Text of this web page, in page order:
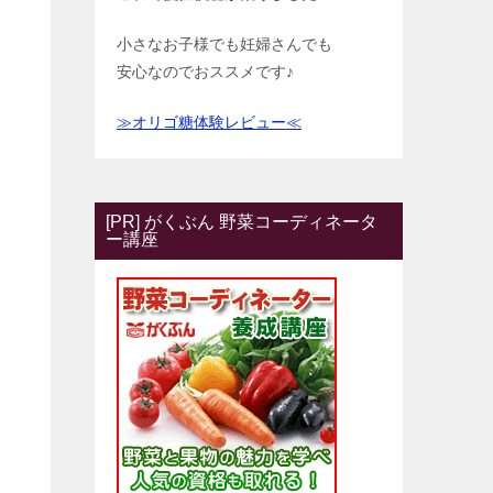
小さなお子様でも妊婦さんでも
安心なのでおススメです♪
≫オリゴ糖体験レビュー≪
[PR] がくぶん 野菜コーディネータ
ー講座